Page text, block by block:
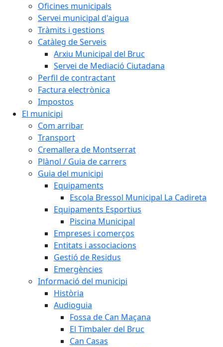
Oficines municipals
Servei municipal d'aigua
Tràmits i gestions
Catàleg de Serveis
Arxiu Municipal del Bruc
Servei de Mediació Ciutadana
Perfil de contractant
Factura electrònica
Impostos
El municipi
Com arribar
Transport
Cremallera de Montserrat
Plànol / Guia de carrers
Guia del municipi
Equipaments
Escola Bressol Municipal La Cadireta
Equipaments Esportius
Piscina Municipal
Empreses i comerços
Entitats i associacions
Gestió de Residus
Emergències
Informació del municipi
Història
Audioguia
Fossa de Can Maçana
El Timbaler del Bruc
Can Casas